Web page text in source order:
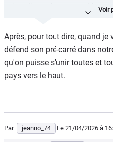
s'appliquer à un pays. Nous
éducation, ...) ; nous devons
conserver.
Après, pour tout dire, quand
défend son pré-carré dans
qu'on puisse s'unir toutes et
pays vers le haut.
Par jeanno_74 Le 21/04/2026 à